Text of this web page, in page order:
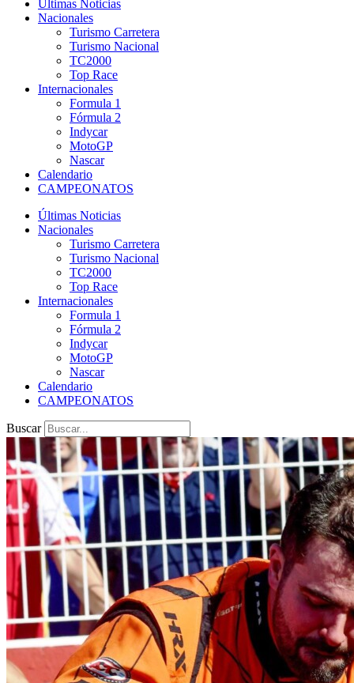
Últimas Noticias
Nacionales
Turismo Carretera
Turismo Nacional
TC2000
Top Race
Internacionales
Formula 1
Fórmula 2
Indycar
MotoGP
Nascar
Calendario
CAMPEONATOS
Últimas Noticias
Nacionales
Turismo Carretera
Turismo Nacional
TC2000
Top Race
Internacionales
Formula 1
Fórmula 2
Indycar
MotoGP
Nascar
Calendario
CAMPEONATOS
Buscar